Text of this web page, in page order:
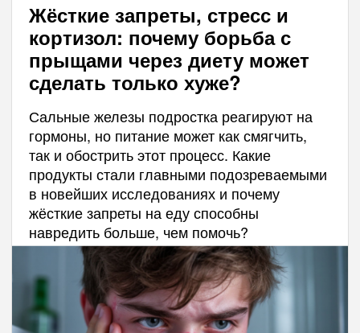
Жёсткие запреты, стресс и
кортизол: почему борьба с
прыщами через диету может
сделать только хуже?
Сальные железы подростка реагируют на
гормоны, но питание может как смягчить,
так и обострить этот процесс. Какие
продукты стали главными подозреваемыми
в новейших исследованиях и почему
жёсткие запреты на еду способны
навредить больше, чем помочь?